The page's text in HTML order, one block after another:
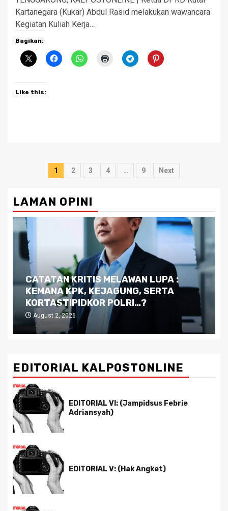
Kartanegara (Kukar) Abdul Rasid melakukan wawancara
Kegiatan Kuliah Kerja…
Bagikan:
Like this:
Posts
1 2 3 4 … 9 Next
LAMAN OPINI
Dilema Kaltim di Tengah Krisis:
Kutukan Sumber Daya Alam dan
Pemimpin yang Tak Kreatif
July 29, 2026
EDITORIAL KALPOSTONLINE
EDITORIAL VI: (Jampidsus Febrie
Adriansyah)
EDITORIAL V: (Hak Angket)